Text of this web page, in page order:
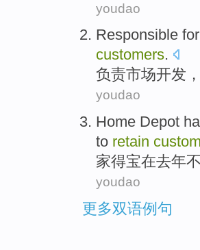
youdao
Responsible for
customers.
负责市场开发 ，
youdao
Home Depot
to retain
家得宝在去年
youdao
更多双语例句